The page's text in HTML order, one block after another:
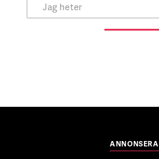
ANNONSERA